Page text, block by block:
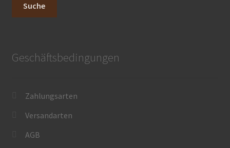
Suche
Geschäftsbedingungen
Zahlungsarten
Versandarten
AGB